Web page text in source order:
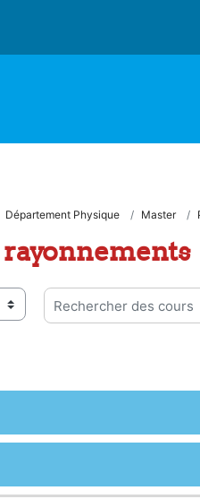
Département Physique Master
Rechercher des cours